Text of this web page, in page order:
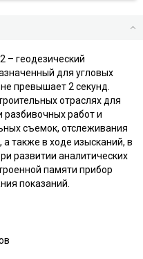
– геодезический
для угловых
превышает 2 секунд.
отраслях для
разбивочных работ и
съемок, отслеживания
также в ходе изысканий, в
развитии аналитических
памяти прибор
показаний.